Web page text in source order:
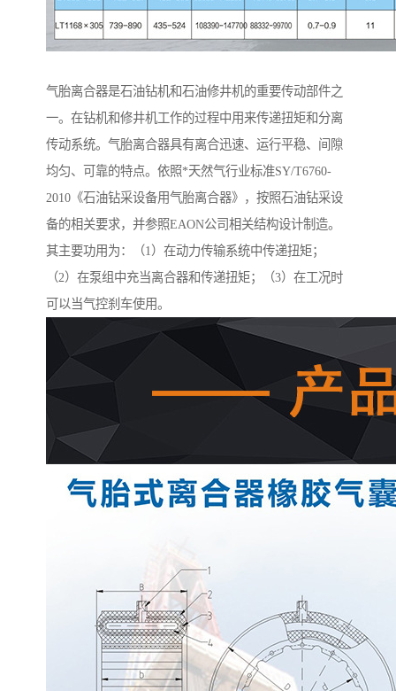
气胎离合器是石油钻机和石油修井机的重要传动部件之
一。在钻机和修井机工作的过程中用来传递扭矩和分离
传动系统。气胎离合器具有离合迅速、运行平稳、间隙
均匀、可靠的特点。依照*天然气行业标准SY/T6760-
2010《石油钻采设备用气胎离合器》，按照石油钻采设
备的相关要求，并参照EAON公司相关结构设计制造。
其主要功用为：（1）在动力传输系统中传递扭矩；
（2）在泵组中充当离合器和传递扭矩；（3）在工况时
可以当气控刹车使用。